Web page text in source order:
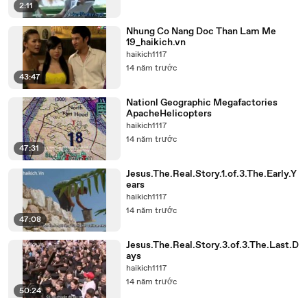
2:11
43:47
Nhung Co Nang Doc Than Lam Me
19_haikich.vn
haikich1117
14 năm trước
47:31
Nationl Geographic Megafactories
ApacheHelicopters
haikich1117
14 năm trước
47:08
Jesus.The.Real.Story.1.of.3.The.Early.Y
ears
haikich1117
14 năm trước
50:24
Jesus.The.Real.Story.3.of.3.The.Last.D
ays
haikich1117
14 năm trước